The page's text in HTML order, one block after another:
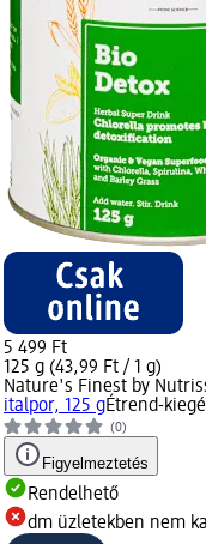
5 499 Ft
125 g (43,99 Ft / 1 g)
Nature's Finest by
italpor, 125 gÉtrend-
(0)
Figyelmeztetés
Rendelhető
dm üzletekben nem